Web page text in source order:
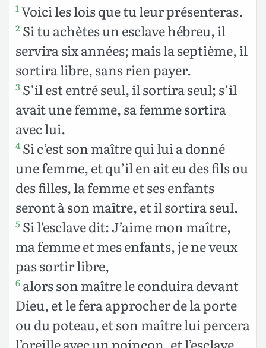
1Voici les lois que tu leur présenteras.
2 Si tu achètes un esclave hébreu, il
servira six années; mais la septième, il
sortira libre, sans rien payer.
3 S’il est entré seul, il sortira seul; s’il
avait une femme, sa femme sortira
avec lui.
4 Si c’est son maître qui lui a donné
une femme, et qu’il en ait eu des fils ou
des filles, la femme et ses enfants
seront à son maître, et il sortira seul.
5 Si l’esclave dit: J’aime mon maître,
ma femme et mes enfants, je ne veux
pas sortir libre,
6 alors son maître le conduira devant
Dieu, et le fera approcher de la porte
ou du poteau, et son maître lui percera
l’oreille avec un poinçon, et l’esclave